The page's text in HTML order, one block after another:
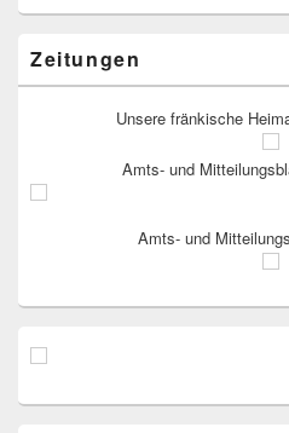
Zeitungen
Unsere fränkische
Amts- und
Amts- und